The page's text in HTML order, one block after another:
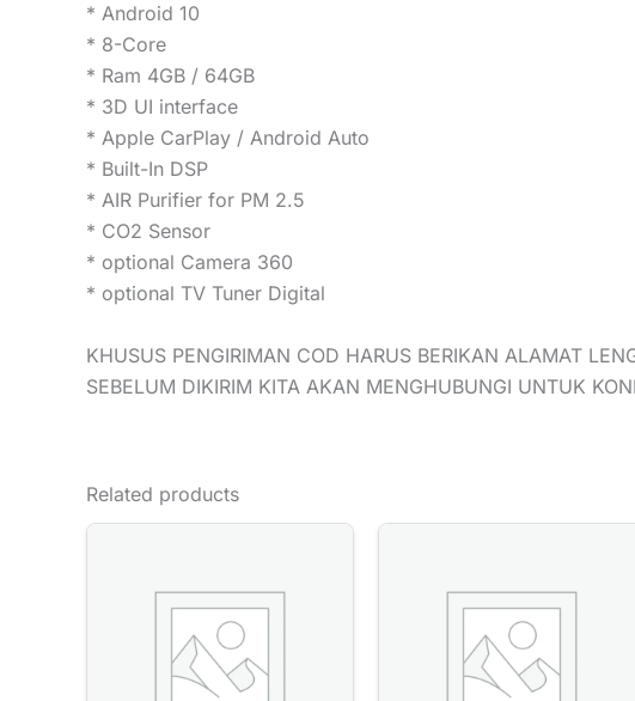
* Android 10
* 8-Core
* Ram 4GB / 64GB
* 3D UI interface
* Apple CarPlay / Android Auto
* Built-In DSP
* AIR Purifier for PM 2.5
* CO2 Sensor
* optional Camera 360
* optional TV Tuner Digital
KHUSUS PENGIRIMAN COD HARUS BERIKAN ALAMAT
SEBELUM DIKIRIM KITA AKAN MENGHUBUNGI UNTUK
Related products